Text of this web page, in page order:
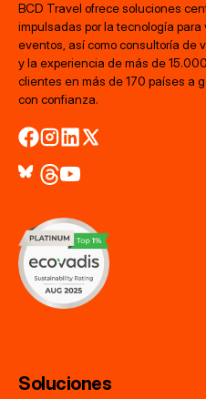
BCD Travel ofrece soluciones
impulsadas por la tecnología
eventos, así como consultoría de
y la experiencia de más de
clientes en más de 170 países a
con confianza.
Soluciones